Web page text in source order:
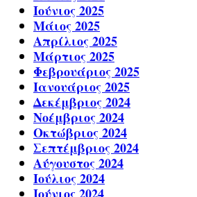
Ιούνιος 2025
Μάιος 2025
Απρίλιος 2025
Μάρτιος 2025
Φεβρουάριος 2025
Ιανουάριος 2025
Δεκέμβριος 2024
Νοέμβριος 2024
Οκτώβριος 2024
Σεπτέμβριος 2024
Αύγουστος 2024
Ιούλιος 2024